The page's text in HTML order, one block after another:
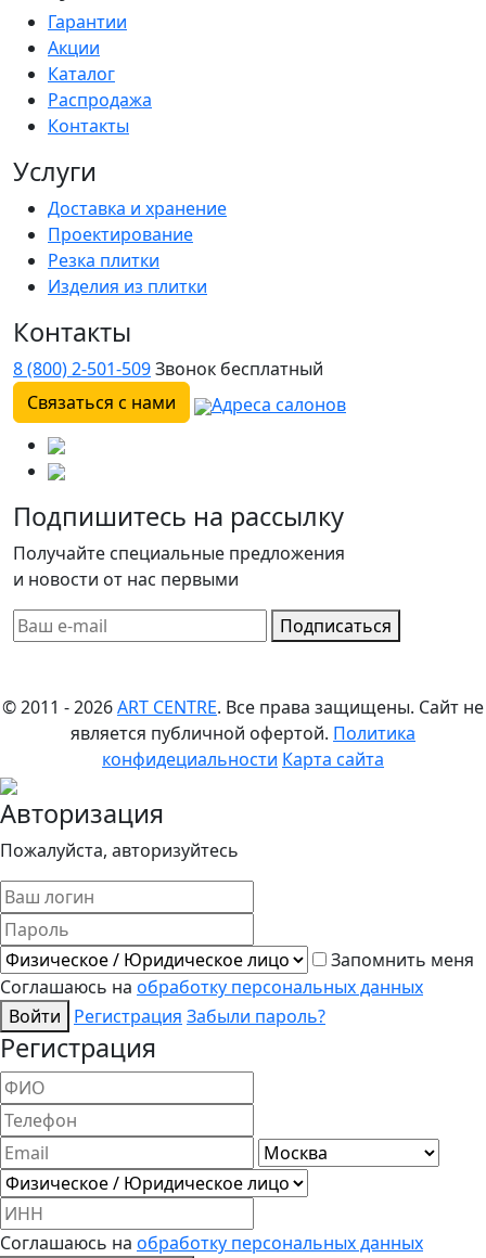
Гарантии
Акции
Каталог
Распродажа
Контакты
Услуги
Доставка и хранение
Проектирование
Резка плитки
Изделия из плитки
Контакты
8 (800) 2-501-509Звонок бесплатный
Связаться с нами
Адреса салонов
Подпишитесь на рассылку
Получайте специальные предложения
и новости от нас первыми
Подписаться
© 2011 - 2026ART CENTRE. Все права защищены. Сайт не
является публичной офертой. Политика
конфидециальности Карта сайта
Авторизация
Пожалуйста, авторизуйтесь
Запомнить меня
Соглашаюсь на обработку персональных данных
Войти
Регистрация Забыли пароль?
Регистрация
Соглашаюсь на обработку персональных данных